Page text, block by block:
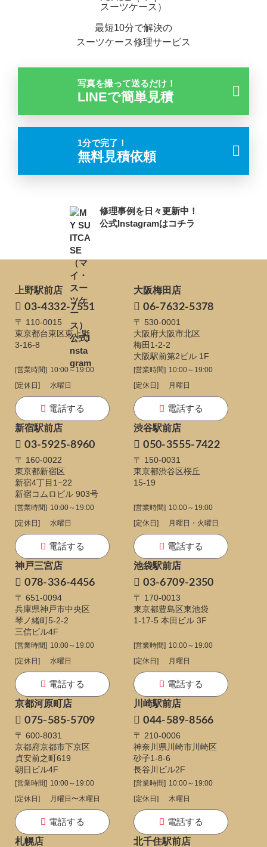
最短10分で解決の
スーツケース修理サービス
写真を撮って送るだけ！
LINEで簡単見積
1分で完了！
無料見積依頼
修理事例を日々更新中！
公式Instagramはコチラ
上野駅前店
03-4332-7551
〒 110-0015
東京都台東区東上野
3-16-8
[営業時間] 10:00～19:00
[定休日]
水曜日
電話する
大阪梅田店
06-7632-5378
〒 530-0001
大阪府大阪市北区
梅田1-2-2
大阪駅前第2ビル 1F
[営業時間] 10:00～19:00
[定休日]
月曜日
電話する
新宿駅前店
03-5925-8960
〒 160-0022
東京都新宿区
新宿4丁目1−22
新宿コムロビル 903号
[営業時間] 10:00～19:00
[定休日]
水曜日
電話する
渋谷駅前店
050-3555-7422
〒 150-0031
東京都渋谷区桜丘
15-19
[営業時間] 10:00～19:00
[定休日]
月曜日・火曜日
電話する
神戸三宮店
078-336-4456
〒 651-0094
兵庫県神戸市中央区
琴ノ緒町5-2-2
三信ビル4F
[営業時間] 10:00～19:00
[定休日]
水曜日
電話する
池袋駅前店
03-6709-2350
〒 170-0013
東京都豊島区東池袋
1-17-5 本田ビル 3F
[営業時間] 10:00～19:00
[定休日]
月曜日
電話する
京都河原町店
075-585-5709
〒 600-8031
京都府京都市下京区
貞安前之町619
朝日ビル4F
[営業時間] 10:00～19:00
[定休日]
月曜日〜木曜日
電話する
川崎駅前店
044-589-8566
〒 210-0006
神奈川県川崎市川崎区
砂子1-8-6
長谷川ビル2F
[営業時間] 10:00～19:00
[定休日]
木曜日
電話する
札幌店
北千住駅前店